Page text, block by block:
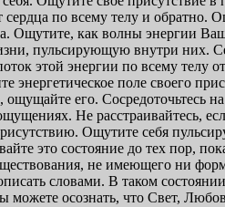
по всему телу и обратно.
Ощутите, как волны энергии
пульсирующую внутри них.
этой энергии по всему телу
энергетическое поле своего
ощущайте его. Сосредоточьтесь
Не расстраивайтесь,
Ощутите себя
это состояние до тех пор,
не имеющего ни
словами. В таком
можете осознать, что Свет,